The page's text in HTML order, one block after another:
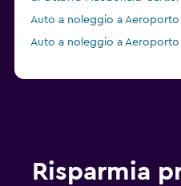
Auto a noleggio a
Auto a noleggio a Aeroporto
Risparmia